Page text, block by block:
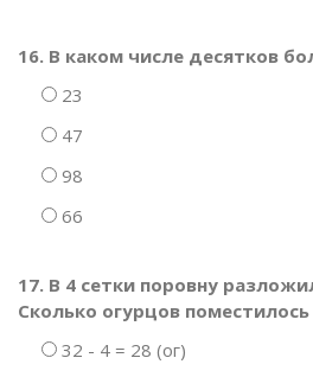
16. В каком числе десятков
23
47
98
66
17. В 4 сетки поровну
Сколько огурцов поместилось
32 - 4 = 28 (ог)